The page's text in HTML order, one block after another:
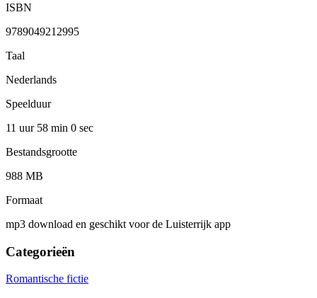
ISBN
9789049212995
Taal
Nederlands
Speelduur
11 uur 58 min 0 sec
Bestandsgrootte
988 MB
Formaat
mp3 download en geschikt voor de Luisterrijk app
Categorieën
Romantische fictie